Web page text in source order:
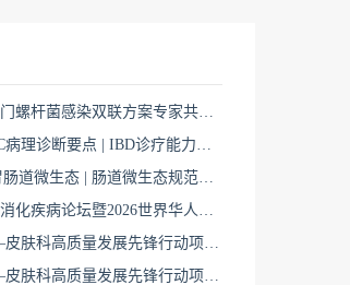
陈烨教授：《幽门螺杆菌感染双联方案专家共识（2026）》解读 | BIDDF2026
【安医心法】UC病理诊断要点 | IBD诊疗能力系统提升5
Hp根除治疗与胃肠道微生态 | 肠道微生态规范化诊疗4
第23届北京国际消化疾病论坛暨2026世界华人消化医师年会盛大开幕
0630-领航计划—皮肤科高质量发展先锋行动项目第六季第65期
0630-领航计划—皮肤科高质量发展先锋行动项目第六季第64期